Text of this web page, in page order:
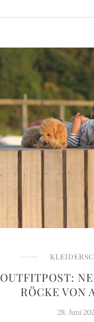
OUTFITPOST:
RÖCKE VON
28. Juni